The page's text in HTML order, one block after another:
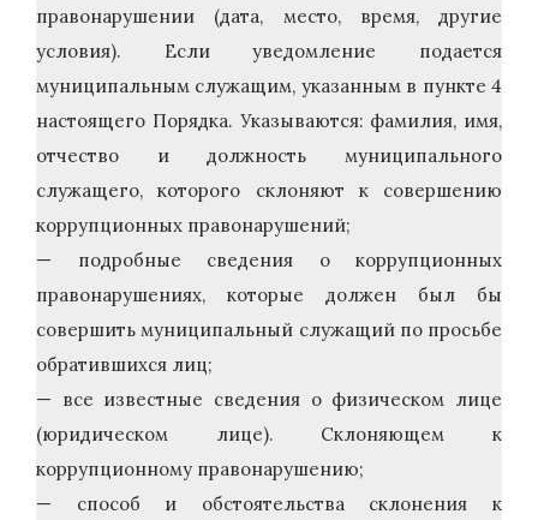
правонарушении (дата, место, время, другие
условия). Если уведомление подается
муниципальным служащим, указанным в пункте 4
настоящего Порядка. Указываются: фамилия, имя,
отчество и должность муниципального
служащего, которого склоняют к совершению
коррупционных правонарушений;
— подробные сведения о коррупционных
правонарушениях, которые должен был бы
совершить муниципальный служащий по просьбе
обратившихся лиц;
— все известные сведения о физическом лице
(юридическом лице). Склоняющем к
коррупционному правонарушению;
— способ и обстоятельства склонения к